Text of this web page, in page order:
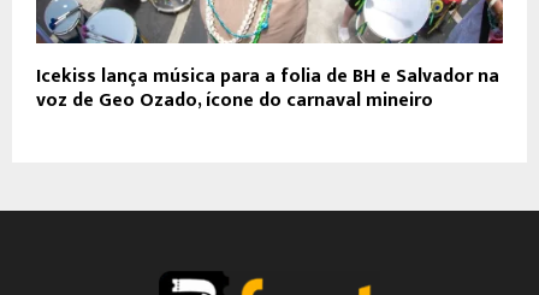
Icekiss lança música para a folia de BH e Salvador na
voz de Geo Ozado, ícone do carnaval mineiro